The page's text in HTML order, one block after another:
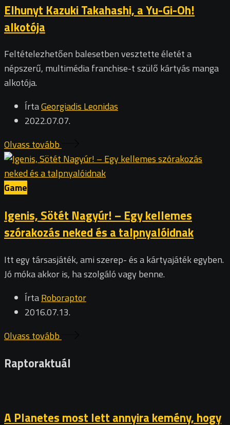
Elhunyt Kazuki Takahashi, a Yu-Gi-Oh!
alkotója
Feltételezhetően balesetben vesztette életét a
népszerű, multimédia franchise-t szülő kártyás manga
alkotója.
ÍrtaGeorgiadis Leonidas
2022.07.07.
Olvass tovább
Game
Igenis, Sötét Nagyúr! – Egy kellemes
szórakozás neked és a talpnyalóidnak
Itt egy társasjáték, ami szerep- és a kártyajáték egyben.
Jó móka akkor is, ha szolgáló vagy benne.
ÍrtaRoboraptor
2016.07.13.
Olvass tovább
Raptoraktuál
A Planetes most lett annyira kemény, hogy